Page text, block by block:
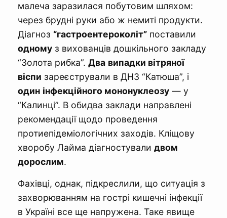
малеча заразилася побутовим шляхом:
через брудні руки або ж немиті продукти.
Діагноз “гастроентероколіт” поставили
одному з вихованців дошкільного закладу
“Золота рибка”. Два випадки вітряної
віспи зареєстрували в ДНЗ “Катюша”, і
один інфекційного мононуклеозу — у
“Калинці”. В обидва заклади направлені
рекомендації щодо проведення
протиепідеміологічних заходів. Кліщову
хворобу Лайма діагностували двом
дорослим.
Фахівці, однак, підкреслили, що ситуація з
захворюванням на гострі кишечні інфекції
в Україні все ще напружена. Таке явище